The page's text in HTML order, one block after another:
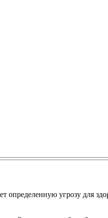
определенную угрозу для